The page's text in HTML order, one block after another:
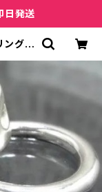
日発送
グ【1
｜3
ファ
V